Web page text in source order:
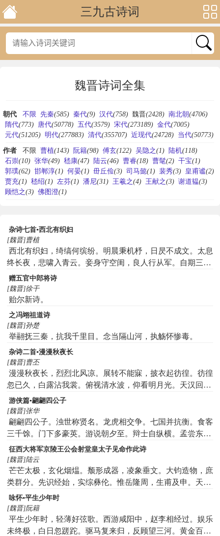
三九古诗词
魏晋诗词全集
朝代 不限 先秦(585) 秦代(9) 汉代(758) 魏晋(2428) 南北朝(4706)
隋代(773) 唐代(50778) 五代(3579) 宋代(273189) 金代(7005)
元代(51205) 明代(277883) 清代(355707) 近现代(24728) 当代(50773)
作者 不限 曹植(143) 阮籍(98) 傅玄(122) 吴隐之(1) 陆机(118)
石崇(10) 张华(49) 嵇康(47) 陆云(46) 曹睿(18) 曹髦(2) 干宝(1)
郭璞(62) 邯郸淳(1) 何晏(1) 毌丘俭(3) 司马懿(1) 裴秀(3) 皇甫谧(2)
贾充(1) 嵇绍(1) 左芬(1) 潘尼(31) 王羲之(4) 王献之(3) 谢道韫(3)
顾恺之(3) 佛图澄(1)
杂诗七首▪西北有织妇
[魏晋]曹植
西北有织妇，绮缟何缤纷。明晨秉机杼，日昃不成文。太息
终长夜，悲啸入青云。妾身守空闺，良人行从军。自期三年
归，今已历九春。飞鸟绕树翔，噭噭鸣索群。愿为南流景，
驰光见我君。
赠五官中郎将诗
[魏晋]徐干
贻尔新诗。
之冯翊祖道诗
[魏晋]孙楚
举翮抚三秦，抗我千里目。念当隔山河，执觞怀惨毒。
杂诗二首▪漫漫秋夜长
[魏晋]曹丕
漫漫秋夜长，烈烈北风凉。展转不能寐，披衣起彷徨。彷徨
忽已久，白露沾我裳。俯视清水波，仰看明月光。天汉回西
流，三五正纵横。草虫鸣何悲，孤雁独南翔。郁郁多悲思，
绵绵思故乡。愿飞安得翼，欲济河无梁。向风长叹息，断绝
我中肠。
游侠篇▪翩翩四公子
[魏晋]张华
翩翩四公子。浊世称贤名。龙虎相交争。七国并抗衡。食客
三千馀。门下多豪英。游说朝夕至。辩士自纵横。孟尝东出
关。济身由鸡鸣。信陵西反魏。
征西大将军京陵王公会射堂皇太子见命作此诗
[魏晋]陆云
芒芒太极，玄化烟煴。颓形成器，凌象垂文。大钧造物，庶
类群分。先识经始，实综彝伦。惟岳隆周，生甫及申。天鉴
在晋，祚之降神。邈矣遐风，茂德有邻。永言配命，唯晋之
镇。厥镇伊何，实干心膂。文教内辅，武功外御。淮方未
靖，帝曰攸序。公于出征，奄有南浦。南海既宾，爰戢干
戈。桃林释驾，天马婆娑。象齿南金，来格皇家。绝音协
咏怀▪平生少年时
[魏晋]阮籍
平生少年时，轻薄好弦歌。西游咸阳中，赵李相经过。娱乐
未终极，白日忽蹉跎。驱马复来归，反顾望三河。黄金百镒